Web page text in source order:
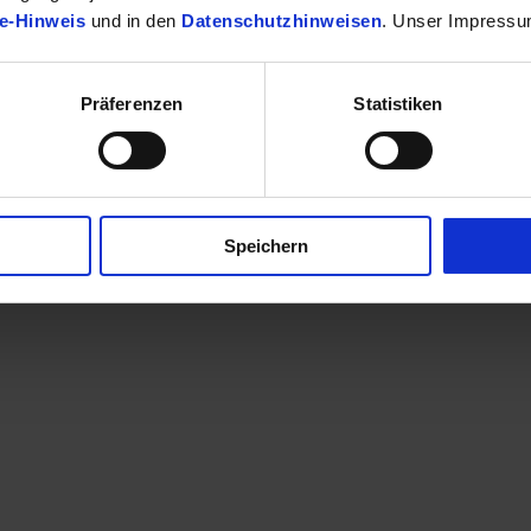
Hinweis und in den Datenschutzhinweisen. Unser
Präferenzen Statistiken
Speichern